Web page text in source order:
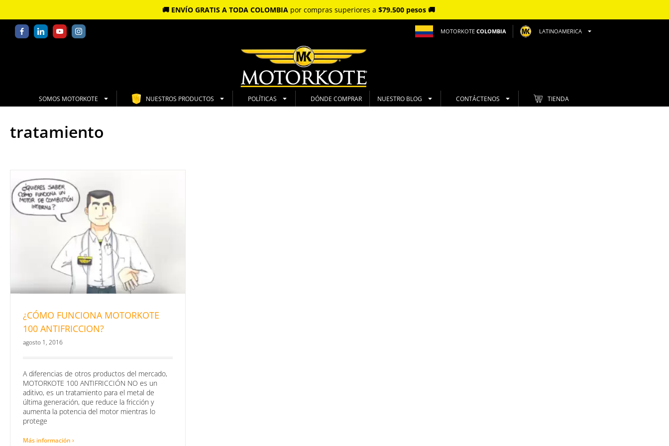
🚚 ENVÍO GRATIS A TODA COLOMBIA por compras superiores a $79.500 pesos 🚚
MOTORKOTE COLOMBIA LATINOAMERICA
SOMOS MOTORKOTE NUESTROS PRODUCTOS POLÍTICAS DÓNDE COMPRAR NUESTRO BLOG CONTÁCTENOS TIENDA
tratamiento
¿CÓMO FUNCIONA MOTORKOTE
100 ANTIFRICCION?
agosto 1, 2016
A diferencias de otros productos del mercado,
MOTORKOTE 100 ANTIFRICCIÓN NO es un
aditivo, es un tratamiento para el metal de
última generación, que reduce la fricción y
aumenta la potencia del motor mientras lo
protege
Más información ›